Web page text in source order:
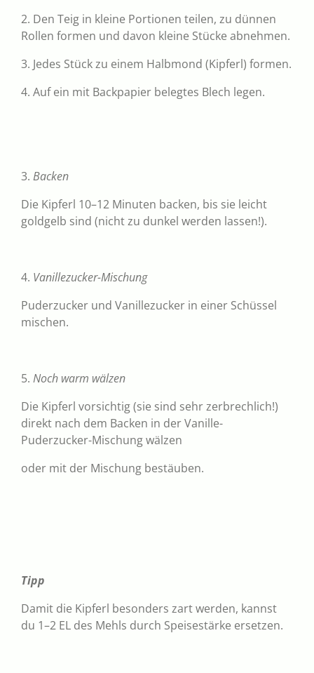
2. Den Teig in kleine Portionen teilen, zu dünnen
Rollen formen und davon kleine Stücke abnehmen.
3. Jedes Stück zu einem Halbmond (Kipferl) formen.
4. Auf ein mit Backpapier belegtes Blech legen.
3. Backen
Die Kipferl 10–12 Minuten backen, bis sie leicht
goldgelb sind (nicht zu dunkel werden lassen!).
4. Vanillezucker-Mischung
Puderzucker und Vanillezucker in einer Schüssel
mischen.
5. Noch warm wälzen
Die Kipferl vorsichtig (sie sind sehr zerbrechlich!)
direkt nach dem Backen in der Vanille-
Puderzucker-Mischung wälzen
oder mit der Mischung bestäuben.
Tipp
Damit die Kipferl besonders zart werden, kannst
du 1–2 EL des Mehls durch Speisestärke ersetzen.